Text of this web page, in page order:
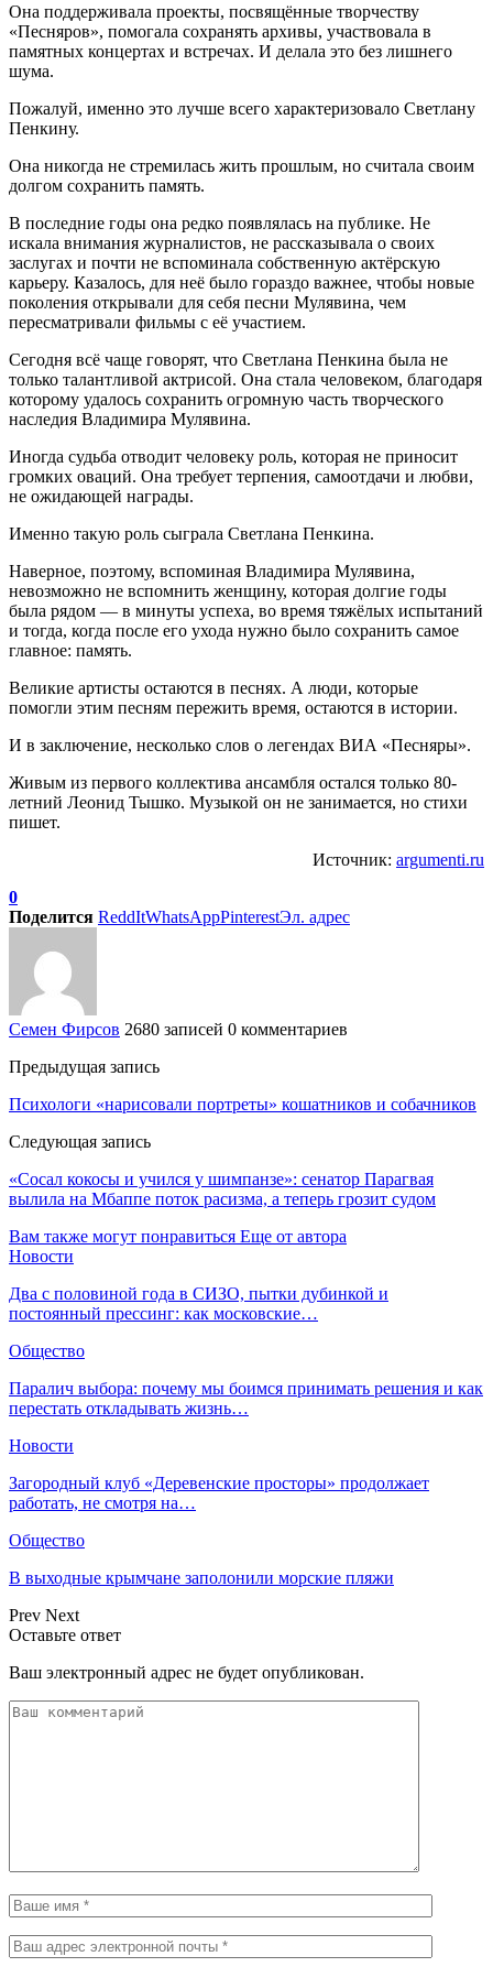
Она поддерживала проекты, посвящённые творчеству
«Песняров», помогала сохранять архивы, участвовала в
памятных концертах и встречах. И делала это без лишнего
шума.
Пожалуй, именно это лучше всего характеризовало Светлану
Пенкину.
Она никогда не стремилась жить прошлым, но считала своим
долгом сохранить память.
В последние годы она редко появлялась на публике. Не
искала внимания журналистов, не рассказывала о своих
заслугах и почти не вспоминала собственную актёрскую
карьеру. Казалось, для неё было гораздо важнее, чтобы новые
поколения открывали для себя песни Мулявина, чем
пересматривали фильмы с её участием.
Сегодня всё чаще говорят, что Светлана Пенкина была не
только талантливой актрисой. Она стала человеком, благодаря
которому удалось сохранить огромную часть творческого
наследия Владимира Мулявина.
Иногда судьба отводит человеку роль, которая не приносит
громких оваций. Она требует терпения, самоотдачи и любви,
не ожидающей награды.
Именно такую роль сыграла Светлана Пенкина.
Наверное, поэтому, вспоминая Владимира Мулявина,
невозможно не вспомнить женщину, которая долгие годы
была рядом — в минуты успеха, во время тяжёлых испытаний
и тогда, когда после его ухода нужно было сохранить самое
главное: память.
Великие артисты остаются в песнях. А люди, которые
помогли этим песням пережить время, остаются в истории.
И в заключение, несколько слов о легендах ВИА «Песняры».
Живым из первого коллектива ансамбля остался только 80-
летний Леонид Тышко. Музыкой он не занимается, но стихи
пишет.
Источник: argumenti.ru
0
Поделится ReddItWhatsAppPinterestЭл. адрес
Семен Фирсов 2680 записей 0 комментариев
Предыдущая запись
Психологи «нарисовали портреты» кошатников и собачников
Следующая запись
«Сосал кокосы и учился у шимпанзе»: сенатор Парагвая
вылила на Мбаппе поток расизма, а теперь грозит судом
Вам также могут понравиться Еще от автора
Новости
Два с половиной года в СИЗО, пытки дубинкой и
постоянный прессинг: как московские…
Общество
Паралич выбора: почему мы боимся принимать решения и как
перестать откладывать жизнь…
Новости
Загородный клуб «Деревенские просторы» продолжает
работать, не смотря на…
Общество
В выходные крымчане заполонили морские пляжи
Prev Next
Оставьте ответ
Ваш электронный адрес не будет опубликован.